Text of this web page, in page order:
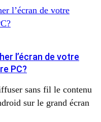
l’écran de votre
PC?
sans fil le contenu
sur le grand écran